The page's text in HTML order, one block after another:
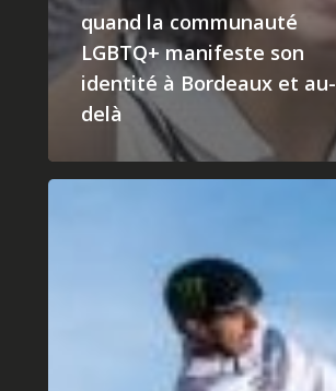
quand la communauté
LGBTQ+ manifeste son
identité à Bordeaux et au-
delà